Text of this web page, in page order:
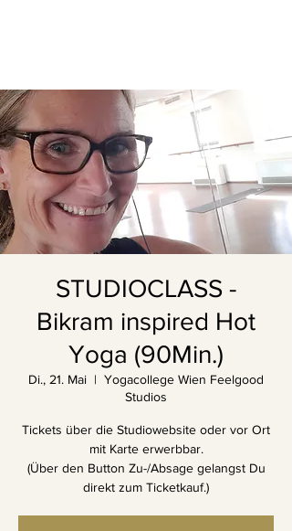
STUDIOCLASS -
Bikram inspired Hot
Yoga (90Min.)
Di., 21. Mai
  |
Yogacollege Wien Feelgood
Studios
Tickets über die Studiowebsite oder vor Ort
mit Karte erwerbbar.
(Über den Button Zu-/Absage gelangst Du
direkt zum Ticketkauf.)